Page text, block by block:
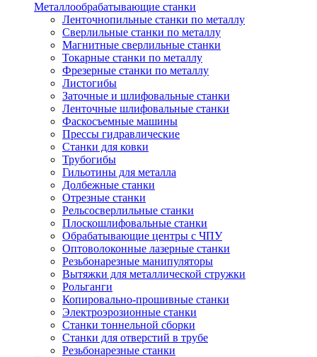
Металлообрабатывающие станки
Ленточнопильные станки по металлу
Сверлильные станки по металлу
Магнитные сверлильные станки
Токарные станки по металлу
Фрезерные станки по металлу
Листогибы
Заточные и шлифовальные станки
Ленточные шлифовальные станки
Фаскосъемные машины
Прессы гидравлические
Станки для ковки
Трубогибы
Гильотины для металла
Долбежные станки
Отрезные станки
Рельсосверлильные станки
Плоскошлифовальные станки
Обрабатывающие центры с ЧПУ
Оптоволоконные лазерные станки
Резьбонарезные манипуляторы
Вытяжки для металлической стружки
Рольганги
Копировально-прошивные станки
Электроэрозионные станки
Станки тоннельной сборки
Станки для отверстий в трубе
Резьбонарезные станки